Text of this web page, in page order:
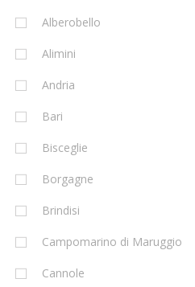
Alberobello
Alimini
Andria
Bari
Bisceglie
Borgagne
Brindisi
Campomarino di Maruggio
Cannole